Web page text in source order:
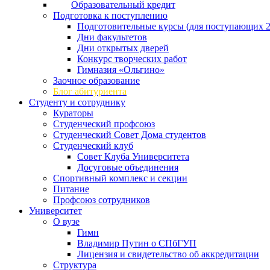
Образовательный кредит
Подготовка к поступлению
Подготовительные курсы (для поступающих
Дни факультетов
Дни открытых дверей
Конкурс творческих работ
Гимназия «Ольгино»
Заочное образование
Блог абитуриента
Студенту и сотруднику
Кураторы
Студенческий профсоюз
Студенческий Совет Дома студентов
Студенческий клуб
Совет Клуба Университета
Досуговые объединения
Спортивный комплекс и секции
Питание
Профсоюз сотрудников
Университет
О вузе
Гимн
Владимир Путин о СПбГУП
Лицензия и свидетельство об аккредитации
Структура